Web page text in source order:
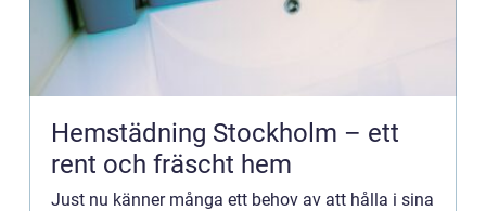
Hemstädning Stockholm – ett
rent och fräscht hem
Just nu känner många ett behov av att hålla i sina